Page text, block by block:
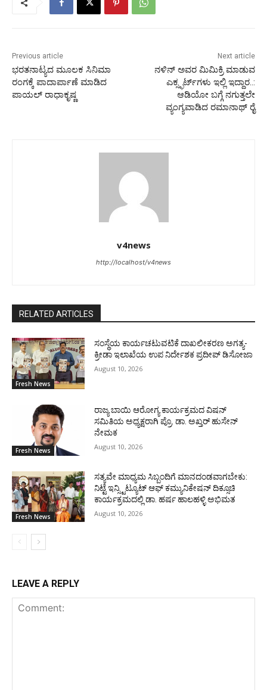
Previous article
ಭರತನಾಟ್ಯದ ಮೂಲಕ ಸಿನಿಮಾ
ರಂಗಕ್ಕೆ ಪಾದಾರ್ಪಾಣೆ ಮಾಡಿದ
ಪಾಯಲ್ ರಾಧಾಕೃಷ್ಣ
Next article
ನಳಿನ್ ಅವರ ಮಿಮಿಕ್ರಿ ಮಾಡುವ
ಎಕ್ಸ್ಫರ್ಟ್‌ಗಳು ಇಲ್ಲಿ ಇದ್ದಾರ..:
ಆಡಿಯೋ ಬಗ್ಗೆ ನಗುತ್ತಲೇ
ವ್ಯಂಗ್ಯವಾಡಿದ ರಮಾನಾಥ್ ರೈ
v4news
http://localhost/v4news
RELATED ARTICLES
Fresh News
ಸಂಸ್ಥೆಯ ಕಾರ್ಯಚಟುವಟಿಕೆ ದಾಖಲೀಕರಣ ಅಗತ್ಯ-
ಕ್ರೀಡಾ ಇಲಾಖೆಯ ಉಪ ನಿರ್ದೇಶಕ ಪ್ರದೀಪ್ ಡಿಸೋಜಾ
August 10, 2026
Fresh News
ರಾಜ್ಯ ಬಾಯಿ ಆರೋಗ್ಯ ಕಾರ್ಯಕ್ರಮದ ವಿಷನ್
ಸಮಿತಿಯ ಅಧ್ಯಕ್ಷರಾಗಿ ಪ್ರೊ. ಡಾ. ಅಖ್ತರ್ ಹುಸೇನ್
ನೇಮಕ
August 10, 2026
Fresh News
ಸತ್ಯವೇ ಮಾಧ್ಯಮ ಸಿಬ್ಬಂದಿಗೆ ಮಾನದಂಡವಾಗಬೇಕು:
ನಿಟ್ಟೆ ಇನ್ಸ್ಟಿಟ್ಯೂಟ್ ಆಫ್ ಕಮ್ಯುನಿಕೇಷನ್ ದಿಕ್ಸೂಚಿ
ಕಾರ್ಯಕ್ರಮದಲ್ಲಿ ಡಾ. ಹರ್ಷ ಹಾಲಹಳ್ಳಿ ಅಭಿಮತ
August 10, 2026
LEAVE A REPLY